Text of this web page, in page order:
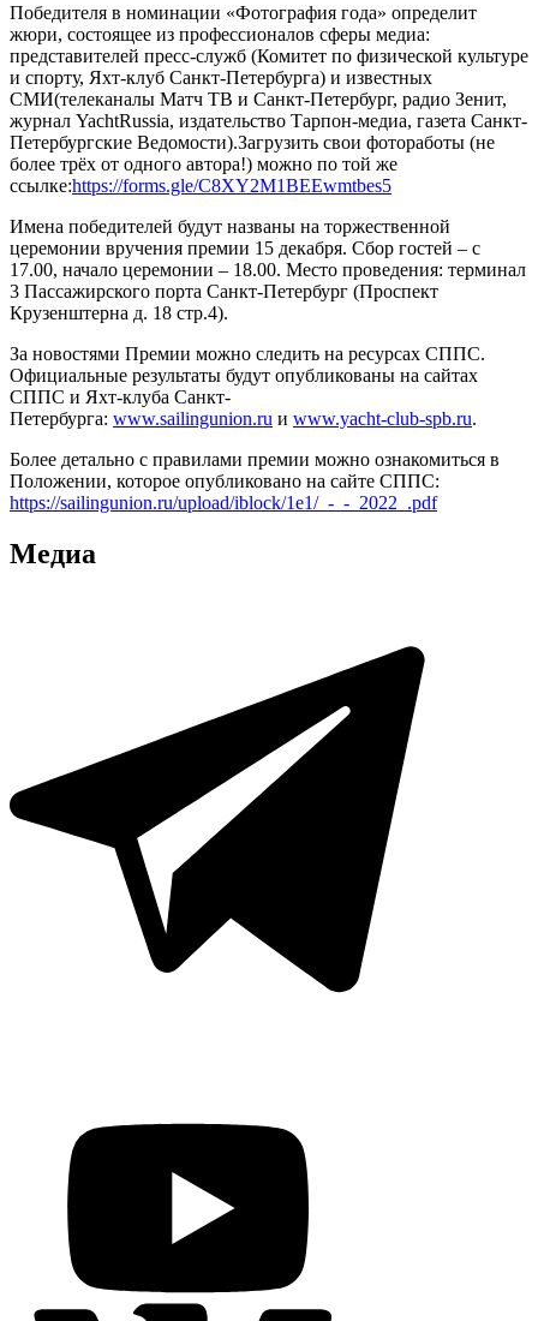
Победителя в номинации «Фотография года» определит
жюри, состоящее из профессионалов сферы медиа:
представителей пресс-служб (Комитет по физической культуре
и спорту, Яхт-клуб Санкт-Петербурга) и известных
СМИ(телеканалы Матч ТВ и Санкт-Петербург, радио Зенит,
журнал YachtRussia, издательство Тарпон-медиа, газета Санкт-
Петербургские Ведомости).Загрузить свои фотоработы (не
более трёх от одного автора!) можно по той же
ссылке:https://forms.gle/C8XY2M1BEEwmtbes5
Имена победителей будут названы на торжественной
церемонии вручения премии 15 декабря. Сбор гостей – с
17.00, начало церемонии – 18.00. Место проведения: терминал
3 Пассажирского порта Санкт-Петербург (Проспект
Крузенштерна д. 18 стр.4).
За новостями Премии можно следить на ресурсах СППС.
Официальные результаты будут опубликованы на сайтах
СППС и Яхт-клуба Санкт-
Петербурга: www.sailingunion.ru и www.yacht-club-spb.ru.
Более детально с правилами премии можно ознакомиться в
Положении, которое опубликовано на сайте СППС:
https://sailingunion.ru/upload/iblock/1e1/_-_-_2022_.pdf
Медиа